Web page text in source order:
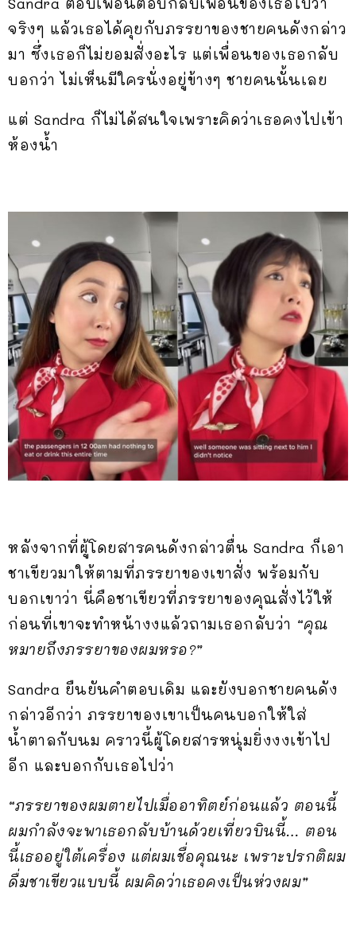
จริงๆ แล้วเธอได้คุยกับภรรยาของชายคนดังกล่าว
มา ซึ่งเธอก็ไม่ยอมสั่งอะไร แต่เพื่อนของเธอกลับ
บอกว่า ไม่เห็นมีใครนั่งอยู่ข้างๆ ชายคนนั้นเลย
แต่ Sandra ก็ไม่ได้สนใจเพราะคิดว่าเธอคงไปเข้า
ห้องน้ำ
หลังจากที่ผู้โดยสารคนดังกล่าวตื่น Sandra ก็เอา
ชาเขียวมาให้ตามที่ภรรยาของเขาสั่ง พร้อมกับ
บอกเขาว่า นี่คือชาเขียวที่ภรรยาของคุณสั่งไว้ให้
ก่อนที่เขาจะทำหน้างงแล้วถามเธอกลับว่า “คุณ
หมายถึงภรรยาของผมหรอ?”
Sandra ยืนยันคำตอบเดิม และยังบอกชายคนดัง
กล่าวอีกว่า ภรรยาของเขาเป็นคนบอกให้ใส่
น้ำตาลกับนม คราวนี้ผู้โดยสารหนุ่มยิ่งงงเข้าไป
อีก และบอกกับเธอไปว่า
“ภรรยาของผมตายไปเมื่ออาทิตย์ก่อนแล้ว ตอนนี้
ผมกำลังจะพาเธอกลับบ้านด้วยเที่ยวบินนี้… ตอน
นี้เธออยู่ใต้เครื่อง แต่ผมเชื่อคุณนะ เพราะปรกติผม
ดื่มชาเขียวแบบนี้ ผมคิดว่าเธอคงเป็นห่วงผม”